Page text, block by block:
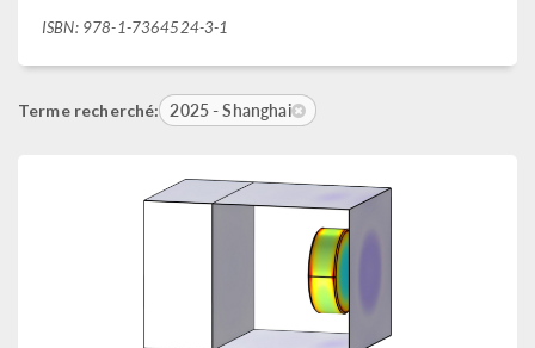
ISBN: 978-1-7364524-3-1
Terme recherché: 2025 - Shanghai